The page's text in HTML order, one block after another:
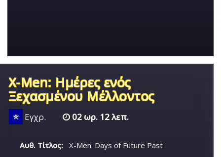
X-Men: Ημέρες ενός
Ξεχασμένου Μέλλοντος
⭐ Εγχρ. 02 ωρ. 12 λεπ.
Αυθ. Τίτλος:
X-Men: Days of Future Past